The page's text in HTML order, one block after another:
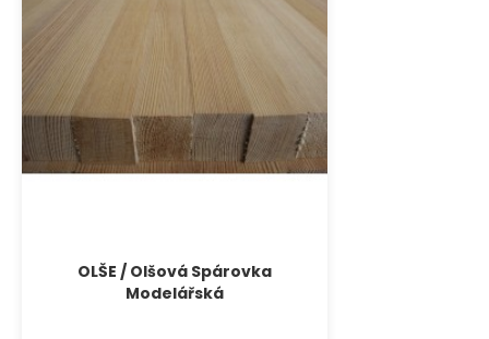
OLŠE / Olšová Spárovka
Modelářská